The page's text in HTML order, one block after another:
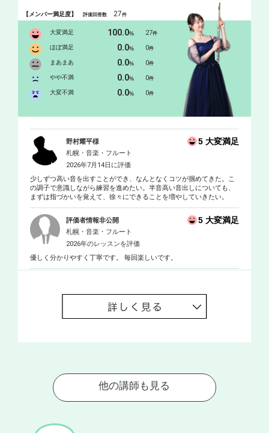
演。令和5年ドルチェ楽器デビューコンサートin東京に出演。ジャ
ン・フェランディス氏のマスタークラスを受講。これまでに室内
楽を、長岡聡季氏 渡部謙一氏 阿部博光氏に師事。フルート
を、上野愛美氏 西野奈苗氏 川本咲氏 阿部博光氏に師事。現
在、札幌市を中心に音楽活動をしている。また、フルートデュオ
グループ「rice cake duo」としても活動している。
【メンバー満足度】評価回答数 27件
大変満足 100.0% 27件
ほぼ満足 0.0% 0件
まあまあ 0.0% 0件
やや不満 0.0% 0件
大変不満 0.0% 0件
野村耀平様 5 大変満足
札幌・音楽・フルート
2026年7月14日に評価
少しずつ高い音を出すことができ、なんとなくコツが掴めてきた。こ
の調子で意識しながら練習を進めたい。半音高い音出しについても、
まずは指づかいを覚えて、徐々にできることを増やしていきたい。
評価者情報非公開 5 大変満足
札幌・音楽・フルート
2026年のレッスンを評価
優しく分かりやすく丁寧です。 毎回楽しいです。